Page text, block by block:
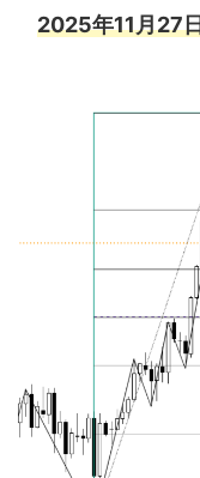
2025年11月27